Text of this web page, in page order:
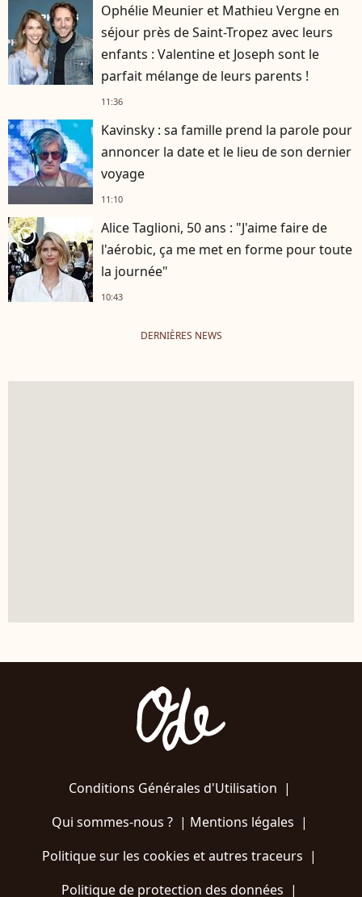
Ophélie Meunier et Mathieu Vergne en
séjour près de Saint-Tropez avec leurs
enfants : Valentine et Joseph sont le
parfait mélange de leurs parents !
11:36
Kavinsky : sa famille prend la parole pour
annoncer la date et le lieu de son dernier
voyage
11:10
player2
Alice Taglioni, 50 ans : "J'aime faire de
l'aérobic, ça me met en forme pour toute
la journée"
10:43
DERNIÈRES NEWS
Conditions Générales d'Utilisation |
Qui sommes-nous ?| Mentions légales |
Politique sur les cookies et autres traceurs |
Politique de protection des données |